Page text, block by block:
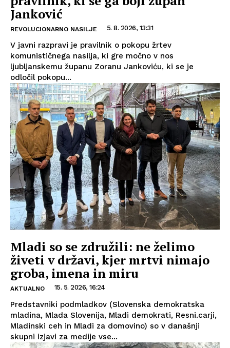
Janković
REVOLUCIONARNO NASILJE 5. 8. 2026, 13:31
V javni razpravi je pravilnik o pokopu žrtev
komunističnega nasilja, ki gre močno v nos
ljubljanskemu županu Zoranu Jankoviću, ki se je
odločil pokopu...
Mladi so se združili: ne želimo
živeti v državi, kjer mrtvi nimajo
groba, imena in miru
AKTUALNO 15. 5. 2026, 16:24
Predstavniki podmladkov (Slovenska demokratska
mladina, Mlada Slovenija, Mladi demokrati, Resni.carji,
Mladinski ceh in Mladi za domovino) so v današnji
skupni izjavi za medije vse...